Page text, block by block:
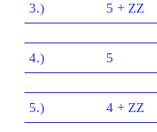
3.) 5 + ZZ
4.) 5
5.) 4 + ZZ